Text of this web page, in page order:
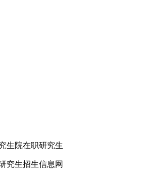
究生招生信息网